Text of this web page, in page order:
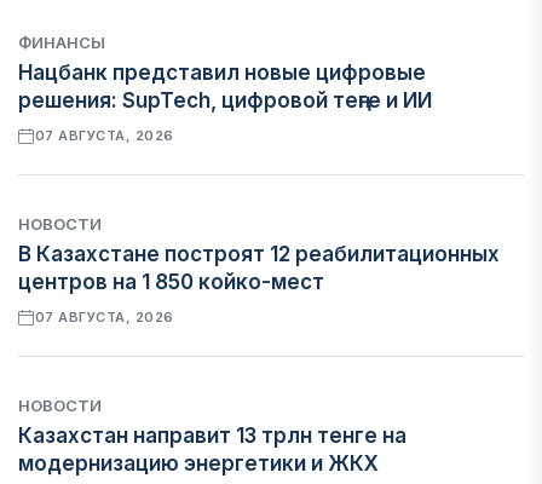
ФИНАНСЫ
Нацбанк представил новые цифровые
решения: SupTech, цифровой теңге и ИИ
07 АВГУСТА, 2026
НОВОСТИ
В Казахстане построят 12 реабилитационных
центров на 1 850 койко-мест
07 АВГУСТА, 2026
НОВОСТИ
Казахстан направит 13 трлн тенге на
модернизацию энергетики и ЖКХ